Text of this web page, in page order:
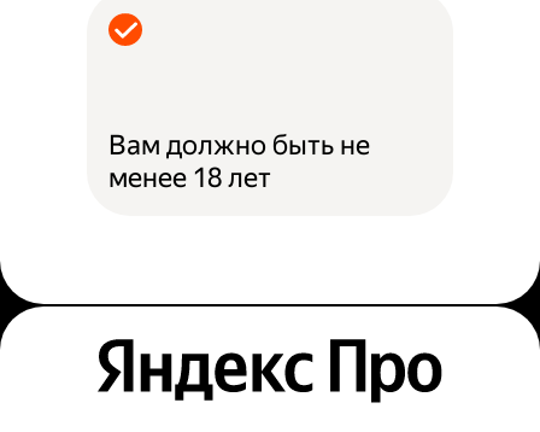
Вам должно быть не
менее 18 лет